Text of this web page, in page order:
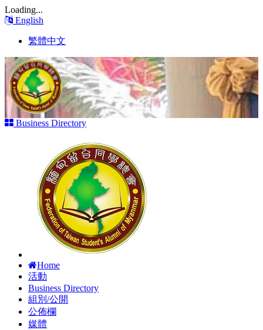
Loading...
English
繁體中文
Business Directory
Home
活動
Business Directory
組別/公開
公佈欄
媒體